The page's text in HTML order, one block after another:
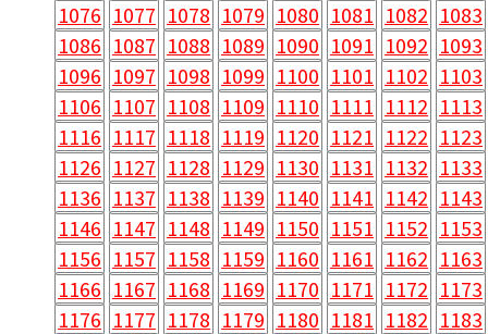
1076 1077 1078 1079 1080 1081 1082 1083
1086 1087 1088 1089 1090 1091 1092 1093
1096 1097 1098 1099 1100 1101 1102 1103
1106 1107 1108 1109 1110 1111 1112 1113
1116 1117 1118 1119 1120 1121 1122 1123
1126 1127 1128 1129 1130 1131 1132 1133
1136 1137 1138 1139 1140 1141 1142 1143
1146 1147 1148 1149 1150 1151 1152 1153
1156 1157 1158 1159 1160 1161 1162 1163
1166 1167 1168 1169 1170 1171 1172 1173
1176 1177 1178 1179 1180 1181 1182 1183